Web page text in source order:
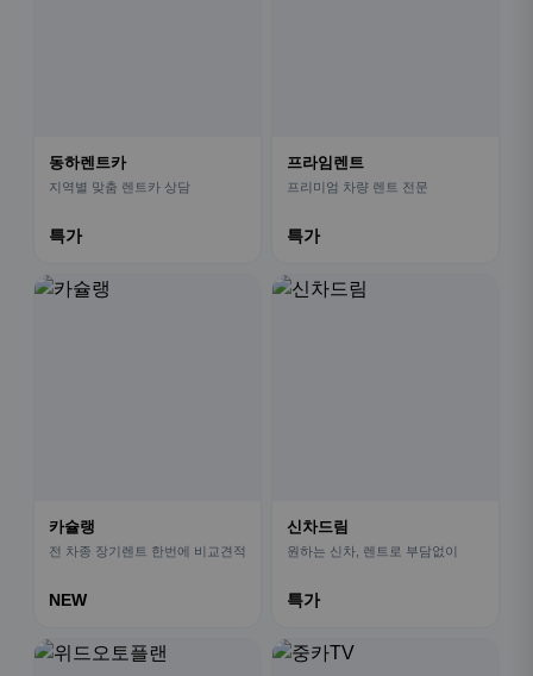
동하렌트카
지역별 맞춤 렌트카 상담
특가
프라임렌트
프리미엄 차량 렌트 전문
특가
카슐랭
전 차종 장기렌트 한번에 비교견적
NEW
신차드림
원하는 신차, 렌트로 부담없이
특가